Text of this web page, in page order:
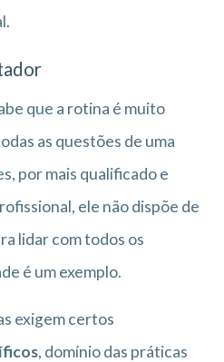
que a rotina é muito
as questões de uma
por mais qualificado e
ele não dispõe de
lidar com todos os
é um exemplo.
exigem certos
, domínio das práticas